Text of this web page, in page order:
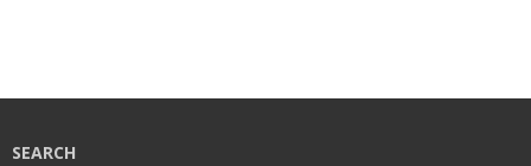
SEARCH